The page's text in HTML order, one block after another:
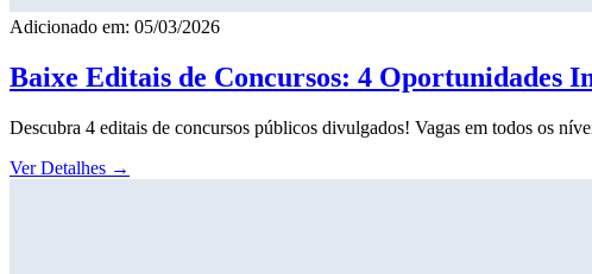
Adicionado em: 05/03/2026
Baixe Editais de Concursos: 4 Oportunidades
Descubra 4 editais de concursos públicos divulgados! Vagas em todos os
Ver Detalhes →